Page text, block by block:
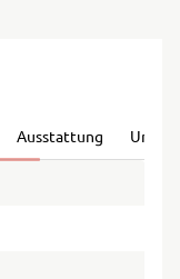
Ausstattung